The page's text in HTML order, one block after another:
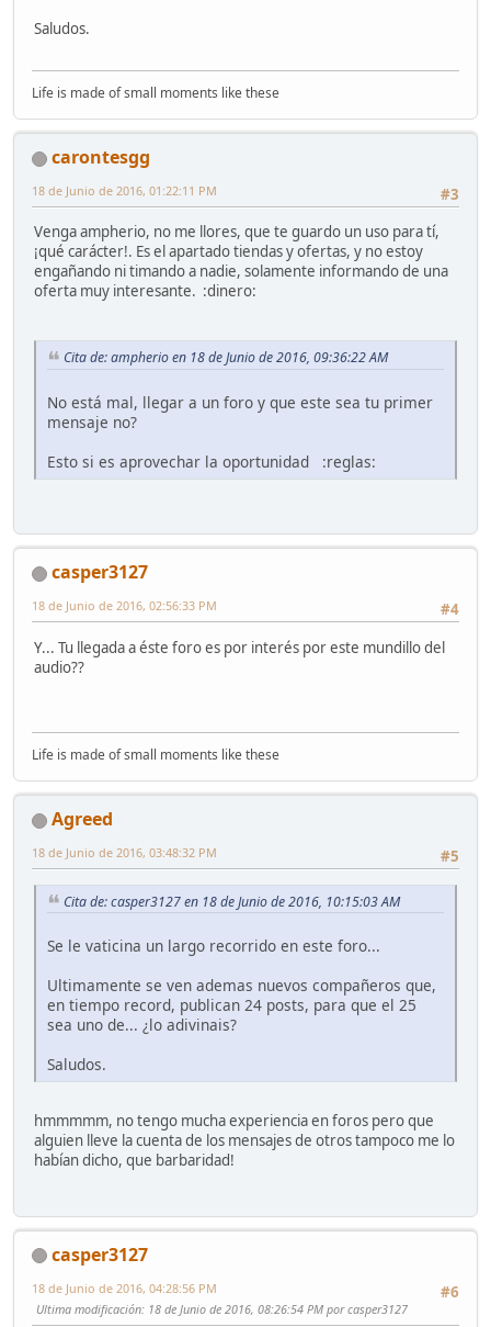
Saludos.
Life is made of small moments like these
carontesgg
#3
18 de Junio de 2016, 01:22:11 PM
Venga ampherio, no me llores, que te guardo un uso para tí,
¡qué carácter!. Es el apartado tiendas y ofertas, y no estoy
engañando ni timando a nadie, solamente informando de una
oferta muy interesante. :dinero:
Cita de: ampherio en 18 de Junio de 2016, 09:36:22 AM
No está mal, llegar a un foro y que este sea tu primer
mensaje no?
Esto si es aprovechar la oportunidad :reglas:
casper3127
#4
18 de Junio de 2016, 02:56:33 PM
Y... Tu llegada a éste foro es por interés por este mundillo del
audio??
Life is made of small moments like these
Agreed
#5
18 de Junio de 2016, 03:48:32 PM
Cita de: casper3127 en 18 de Junio de 2016, 10:15:03 AM
Se le vaticina un largo recorrido en este foro...
Ultimamente se ven ademas nuevos compañeros que,
en tiempo record, publican 24 posts, para que el 25
sea uno de... ¿lo adivinais?
Saludos.
hmmmmm, no tengo mucha experiencia en foros pero que
alguien lleve la cuenta de los mensajes de otros tampoco me lo
habían dicho, que barbaridad!
casper3127
#6
18 de Junio de 2016, 04:28:56 PM
Ultima modificación: 18 de Junio de 2016, 08:26:54 PM por casper3127